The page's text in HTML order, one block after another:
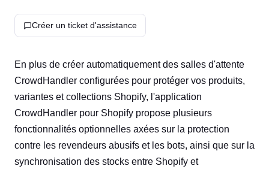
Créer un ticket d'assistance
En plus de créer automatiquement des salles d'attente
CrowdHandler configurées pour protéger vos produits,
variantes et collections Shopify, l'application
CrowdHandler pour Shopify propose plusieurs
fonctionnalités optionnelles axées sur la protection
contre les revendeurs abusifs et les bots, ainsi que sur la
synchronisation des stocks entre Shopify et